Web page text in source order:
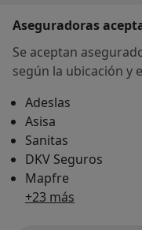
Aseguradoras
Se aceptan
según la ubicación y
Adeslas
Asisa
Sanitas
DKV Seguros
Mapfre
+23 más